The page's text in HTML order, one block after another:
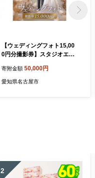
【ウェディングフォト15,00
0円分撮影券】スタジオエイ
寄附金額 50,000円
愛知県名古屋市
2